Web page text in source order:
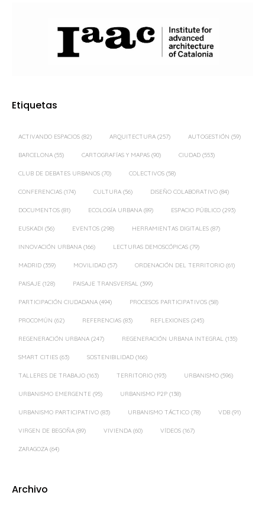
Etiquetas
ACTIVANDO ESPACIOS (82) ARQUITECTURA (257) AUTOGESTIÓN (59)
BARCELONA (55) CARTOGRAFÍAS Y MAPAS (90) CIUDAD (553)
CLUB DE DEBATES URBANOS (70) COLECTIVOS (58)
CONFERENCIAS (174) CULTURA (56) DISEÑO COLABORATIVO (84)
DOCUMENTOS (81) ECOLOGÍA URBANA (89) ESPACIO PÚBLICO (293)
EUSKADI (56) EVENTOS (298) HERRAMIENTAS DIGITALES (87)
INNOVACIÓN URBANA (166) LECTURAS DEMOSCÓPICAS (79)
MADRID (359) MOVILIDAD (57) ORDENACIÓN DEL TERRITORIO (61)
PAISAJE (128) PAISAJE TRANSVERSAL (399)
PARTICIPACIÓN CIUDADANA (494) PROCESOS PARTICIPATIVOS (58)
PROCOMÚN (62) REFERENCIAS (83) REFLEXIONES (245)
REGENERACIÓN URBANA (247) REGENERACIÓN URBANA INTEGRAL (135)
SMART CITIES (63) SOSTENIBILIDAD (166)
TALLERES DE TRABAJO (163) TERRITORIO (193) URBANISMO (596)
URBANISMO EMERGENTE (95) URBANISMO P2P (138)
URBANISMO PARTICIPATIVO (83) URBANISMO TÁCTICO (78) VDB (91)
VIRGEN DE BEGOÑA (89) VIVIENDA (60) VÍDEOS (167)
ZARAGOZA (64)
Archivo